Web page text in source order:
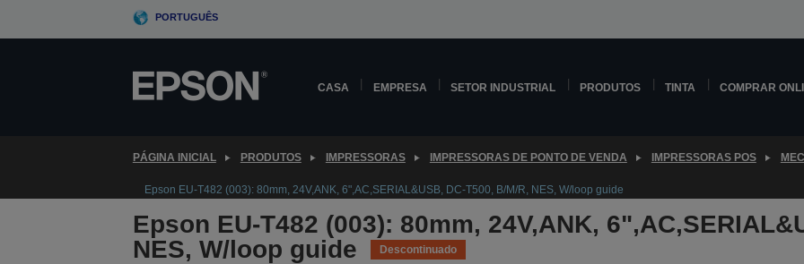
PORTUGUÊS
CASA EMPRESA SETOR INDUSTRIAL PRODUTOS TINTA COMPRAR
PÁGINA INICIAL PRODUTOS IMPRESSORAS IMPRESSORAS DE PONTO DE VENDA IMPRESSORAS POS
Epson EU-T482 (003): 80mm, 24V,ANK, 6",AC,SERIAL&USB, DC-T500, B/M/R, NES, W/loop guide
Epson EU-T482 (003): 80mm, 24V,ANK,
NES, W/loop guide
Descontinuado